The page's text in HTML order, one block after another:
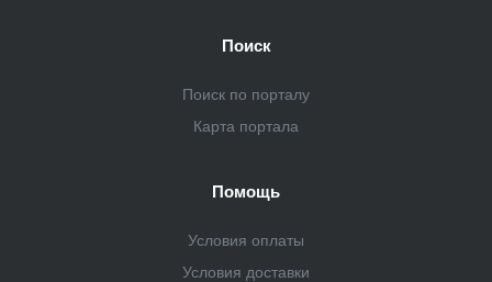
Поиск
Поиск по порталу
Карта портала
Помощь
Условия оплаты
Условия доставки